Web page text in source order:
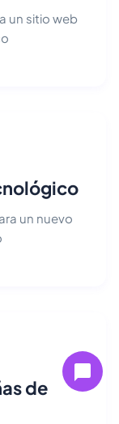
un sitio web
un nuevo
de